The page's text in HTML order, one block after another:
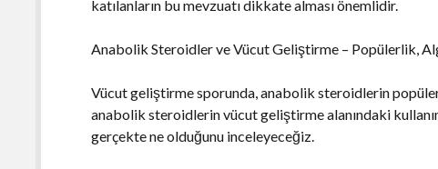
katılanların bu mevzuatı dikkate alması önemlidir.
Anabolik Steroidler ve Vücut Geliştirme – Popülerlik,
Vücut geliştirme sporunda, anabolik steroidlerin
anabolik steroidlerin vücut geliştirme alanındaki
gerçekte ne olduğunu inceleyeceğiz.